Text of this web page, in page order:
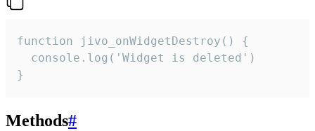
function jivo_onWidgetDestroy() {
  console.log('Widget is deleted')
}
Methods#